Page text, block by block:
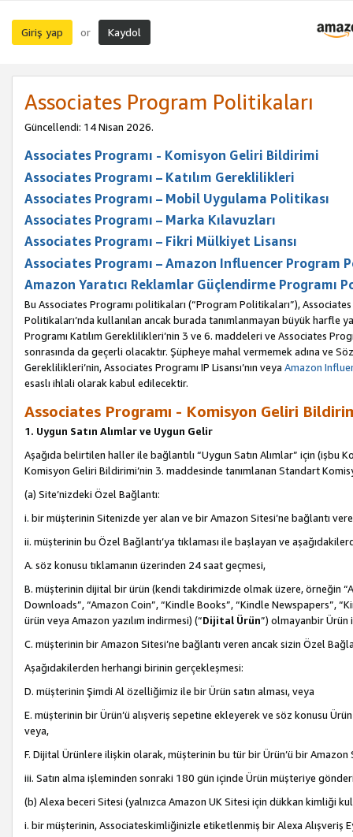
Giriş yap or Kaydol
Associates Program Politikaları
Güncellendi: 14 Nisan 2026.
Associates Programı - Komisyon Geliri Bildirimi
Associates Programı – Katılım Gereklilikleri
Associates Programı – Mobil Uygulama Politikası
Associates Programı – Marka Kılavuzları
Associates Programı – Fikri Mülkiyet Lisansı
Associates Programı – Amazon Influencer Program
Amazon Yaratıcı Reklamlar Güçlendirme Programı
Bu Associates Programı politikaları (“Program Politikaları”),
Politikaları’nda kullanılan ancak burada tanımlanmayan büyük harfle
Programı Katılım Gereklilikleri’nin 3 ve 6. maddeleri ve Associates
sonrasında da geçerli olacaktır. Şüpheye mahal vermemek adına ve
Gereklilikleri’nin, Associates Programı IP Lisansı’nın veya Amazon
esaslı ihlali olarak kabul edilecektir.
Associates Programı - Komisyon Geliri
1. Uygun Satın Alımlar ve Uygun Gelir
Aşağıda belirtilen haller ile bağlantılı “Uygun Satın Alımlar” için
Komisyon Geliri Bildirimi’nin 3. maddesinde tanımlanan Standart
(a) Site’nizdeki Özel Bağlantı:
i. bir müşterinin Sitenizde yer alan ve bir Amazon Sitesi’ne bağlantı
ii. müşterinin bu Özel Bağlantı’ya tıklaması ile başlayan ve
A. söz konusu tıklamanın üzerinden 24 saat geçmesi,
B. müşterinin dijital bir ürün (kendi takdirimizde olmak üzere, örneğin
Downloads”, “Amazon Coin”, “Kindle Books”, “Kindle Newspapers”,
ürün veya Amazon yazılım indirmesi) (“Dijital Ürün”) olmayanbir Ürün
C. müşterinin bir Amazon Sitesi’ne bağlantı veren ancak sizin Özel
Aşağıdakilerden herhangi birinin gerçekleşmesi:
D. müşterinin Şimdi Al özelliğimiz ile bir Ürün satın alması, veya
E. müşterinin bir Ürün’ü alışveriş sepetine ekleyerek ve söz konusu
veya,
F. Dijital Ürünlere ilişkin olarak, müşterinin bu tür bir Ürün’ü bir Amazon
iii. Satın alma işleminden sonraki 180 gün içinde Ürün müşteriye
(b) Alexa beceri Sitesi (yalnızca Amazon UK Sitesi için dükkan kimliği
i. bir müşterinin, Associateskimliğinizle etiketlenmiş bir Alexa Alışveriş